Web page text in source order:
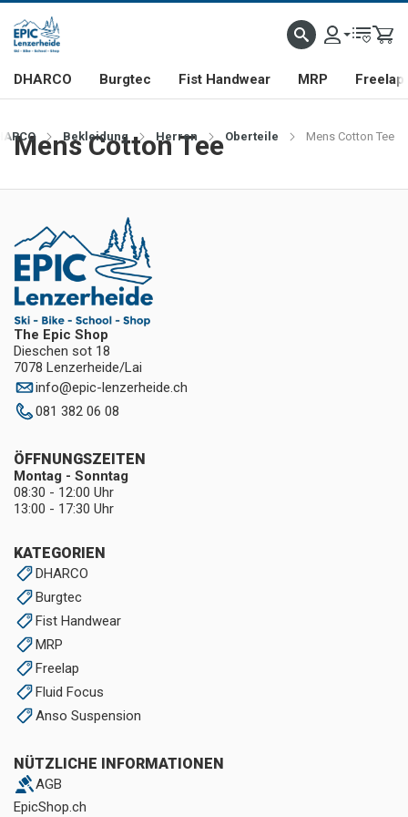
DHARCO Burgtec Fist Handwear MRP Freelap
Bekleidung Herren Oberteile Mens Cotton Tee
Mens Cotton Tee
The Epic Shop
Dieschen sot 18
7078 Lenzerheide/Lai
info@epic-lenzerheide.ch
081 382 06 08
KATEGORIEN
DHARCO
Burgtec
Fist Handwear
MRP
Freelap
Fluid Focus
Anso Suspension
NÜTZLICHE INFORMATIONEN
AGB
EpicShop.ch
ÖFFNUNGSZEITEN
Montag - Sonntag
08:30 - 12:00 Uhr
13:00 - 17:30 Uhr